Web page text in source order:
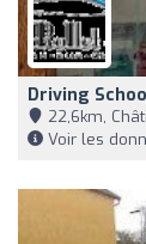
Driving
22,6km,
Voir les